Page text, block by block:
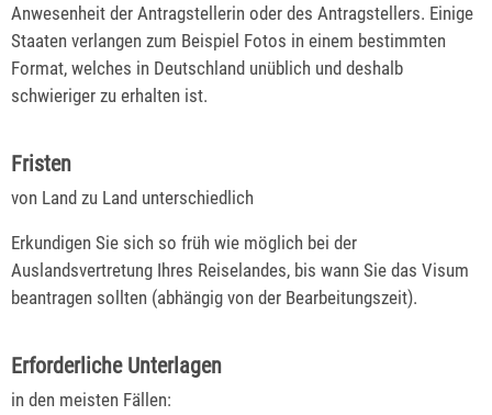
Anwesenheit der Antragstellerin oder des Antragstellers. Einige
Staaten verlangen zum Beispiel Fotos in einem bestimmten
Format, welches in Deutschland unüblich und deshalb
schwieriger zu erhalten ist.
Fristen
von Land zu Land unterschiedlich
Erkundigen Sie sich so früh wie möglich bei der
Auslandsvertretung Ihres Reiselandes, bis wann Sie das Visum
beantragen sollten (abhängig von der Bearbeitungszeit).
Erforderliche Unterlagen
in den meisten Fällen: